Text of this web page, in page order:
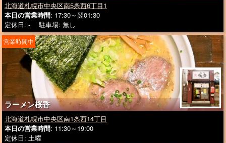
北海道札幌市中央区南5条西6丁目1
本日の営業時間: 17:30～翌01:30
定休日: - 駐車場: 無し
ラーメン桜香
営業時間中
北海道札幌市中央区南1条西14丁目
本日の営業時間: 11:30～19:00
定休日: 土曜